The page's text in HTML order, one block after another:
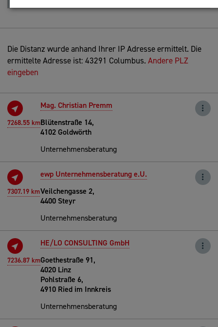
Die Distanz wurde anhand Ihrer IP Adresse ermittelt. Die
ermittelte Adresse ist: 43291 Columbus. Andere PLZ
eingeben
7268.55 km
Mag. Christian Premm
Blütenstraße 14,
4102 Goldwörth
Unternehmensberatung
7307.19 km
ewp Unternehmensberatung e.U.
Veilchengasse 2,
4400 Steyr
Unternehmensberatung
7236.87 km
HE/LO CONSULTING GmbH
Goethestraße 91,
4020 Linz
Pohlstraße 6,
4910 Ried im Innkreis
Unternehmensberatung